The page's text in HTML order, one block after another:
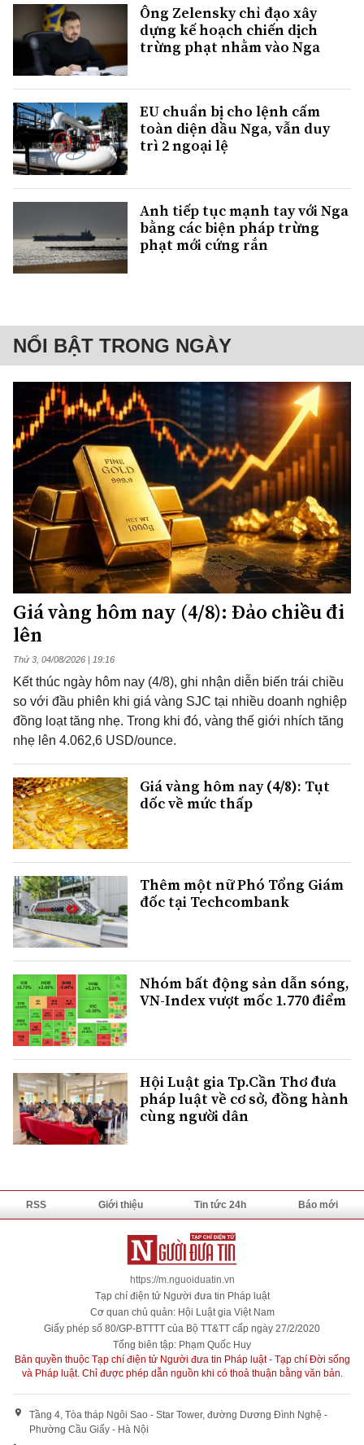
Ông Zelensky chỉ đạo xây
dựng kế hoạch chiến dịch
trừng phạt nhằm vào Nga
EU chuẩn bị cho lệnh cấm
toàn diện dầu Nga, vẫn duy
trì 2 ngoại lệ
Anh tiếp tục mạnh tay với Nga
bằng các biện pháp trừng
phạt mới cứng rắn
NỔI BẬT TRONG NGÀY
Giá vàng hôm nay (4/8): Đảo chiều đi
lên
Thứ 3, 04/08/2026 | 19:16
Kết thúc ngày hôm nay (4/8), ghi nhận diễn biến trái chiều
so với đầu phiên khi giá vàng SJC tại nhiều doanh nghiệp
đồng loạt tăng nhẹ. Trong khi đó, vàng thế giới nhích tăng
nhẹ lên 4.062,6 USD/ounce.
Giá vàng hôm nay (4/8): Tụt
dốc về mức thấp
Thêm một nữ Phó Tổng Giám
đốc tại Techcombank
Nhóm bất động sản dẫn sóng,
VN-Index vượt mốc 1.770 điểm
Hội Luật gia Tp.Cần Thơ đưa
pháp luật về cơ sở, đồng hành
cùng người dân
RSS Giới thiệu Tin tức 24h Báo mới
https://m.nguoiduatin.vn
Tạp chí điện tử Người đưa tin Pháp luật
Cơ quan chủ quản: Hội Luật gia Việt Nam
Giấy phép số 80/GP-BTTTT của Bộ TT&TT cấp ngày 27/2/2020
Tổng biên tập: Phạm Quốc Huy
Bản quyền thuộc Tạp chí điện tử Người đưa tin Pháp luật - Tạp chí Đời sống
và Pháp luật. Chỉ được phép dẫn nguồn khi có thoả thuận bằng văn bản.
Tầng 4, Tòa tháp Ngôi Sao - Star Tower, đường Dương Đình Nghệ -
Phường Cầu Giấy - Hà Nội